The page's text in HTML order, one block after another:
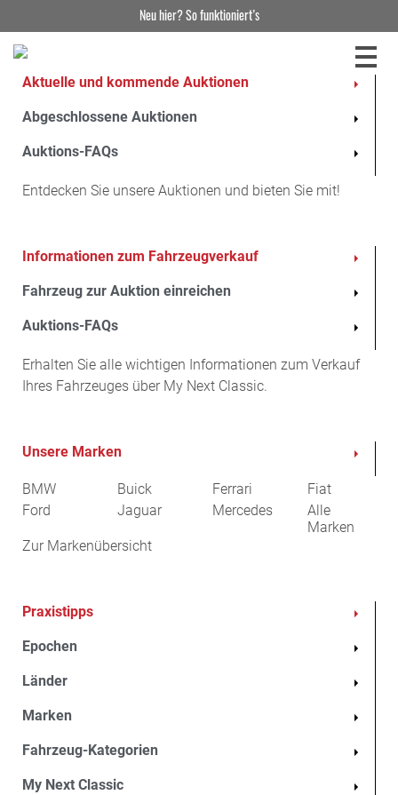
1995 Mercedes-Benz SL 280
9.400,00 €
Jetzt bieten
Diese Auktion haben Sie leider verpasst, aber es gibt noch so viel
mehr zu entdecken! Stöbern Sie durch unsere laufenden
Auktionen – vielleicht ist Ihr Traumauto bereits dabei!
Verpassen Sie keinen Auktionsstart mehr und melden Sie sich
neuesten Stand und erfahren als Erster von unseren neuesten
Schätzen und Auktionshighlights.
Newsletter
16 Bilder
Neu hier? So funktioniert’s
Aktuelle und kommende Auktionen
Abgeschlossene Auktionen
Auktions-FAQs
Entdecken Sie unsere Auktionen und bieten Sie mit!
Informationen zum Fahrzeugverkauf
Fahrzeug zur Auktion einreichen
Auktions-FAQs
Erhalten Sie alle wichtigen Informationen zum Verkauf
Ihres Fahrzeuges über My Next Classic.
Unsere Marken
BMW Buick Ferrari
Fiat
Ford
Jaguar Mercedes
Alle
Marken
Zur Markenübersicht
Praxistipps
Epochen
Länder
Marken
Fahrzeug-Kategorien
My Next Classic